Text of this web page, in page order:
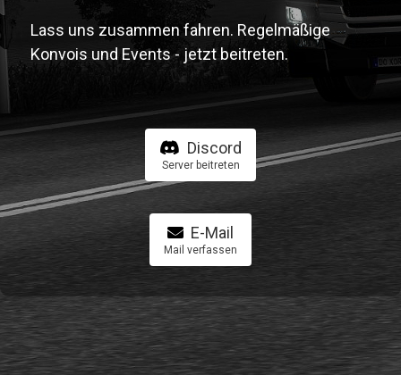
Lass uns zusammen fahren. Regelmäßige
Konvois und Events - jetzt beitreten.
Discord
Server beitreten
E-Mail
Mail verfassen